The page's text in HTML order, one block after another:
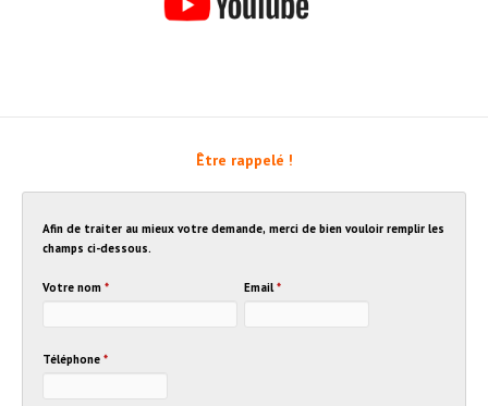
Être rappelé !
Afin de traiter au mieux votre demande, merci de bien vouloir remplir les
champs ci-dessous.
Votre nom * Email*
Téléphone *